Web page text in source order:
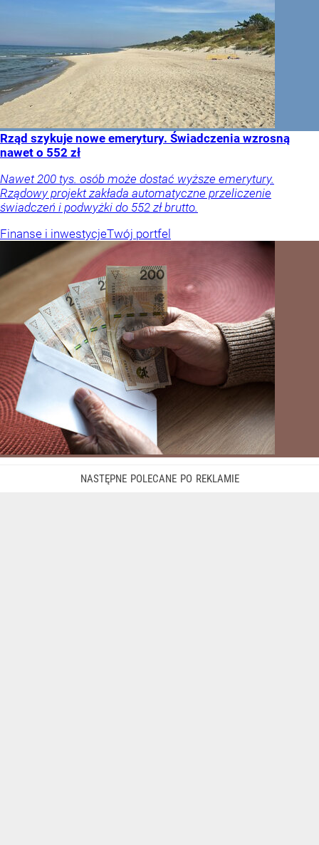
Rząd szykuje nowe emerytury. Świadczenia wzrosną
nawet o 552 zł
Nawet 200 tys. osób może dostać wyższe emerytury.
Rządowy projekt zakłada automatyczne przeliczenie
świadczeń i podwyżki do 552 zł brutto.
Finanse i inwestycjeTwój portfel